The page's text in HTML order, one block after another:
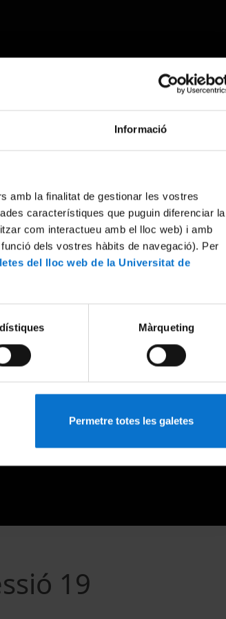
Informació
amb la finalitat de gestionar les vostres
característiques que puguin diferenciar la
com interactueu amb el lloc web) i amb
dels vostres hàbits de navegació). Per
del lloc web de la Universitat de
Màrqueting
Permetre totes les galetes
19